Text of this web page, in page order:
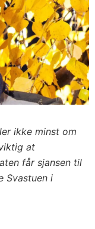
ikke minst om
at
får sjansen til
Svastuen i